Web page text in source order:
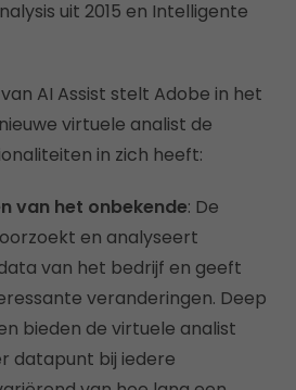
uit 2015 en Intelligente
AI Assist stelt Adobe in het
virtuele analist de
in zich heeft:
van het onbekende: De
en analyseert
van het bedrijf en geeft
veranderingen. Deep
bieden de virtuele analist
datapunt bij iedere